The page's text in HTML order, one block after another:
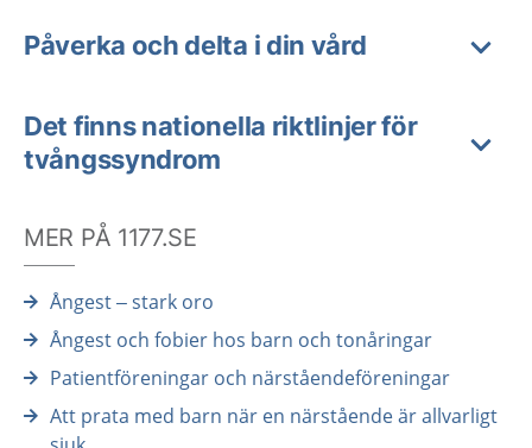
Påverka och delta i din vård
Det finns nationella riktlinjer för
tvångssyndrom
MER PÅ 1177.SE
Ångest – stark oro
Ångest och fobier hos barn och tonåringar
Patientföreningar och närståendeföreningar
Att prata med barn när en närstående är allvarligt